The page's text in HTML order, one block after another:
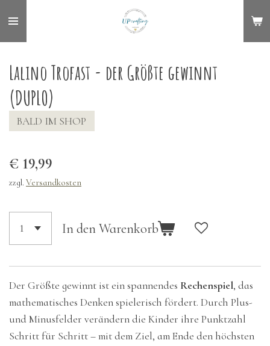
Lalino Trofast - der Größte gewinnt
(DUPLO)
BALD IM SHOP
€ 19,99
zzgl. Versandkosten
In den Warenkorb
Der Größte gewinnt ist ein spannendes Rechenspiel, das
mathematisches Denken spielerisch fördert. Durch Plus-
und Minusfelder verändern die Kinder ihre Punktzahl
Schritt für Schritt – mit dem Ziel, am Ende den höchsten